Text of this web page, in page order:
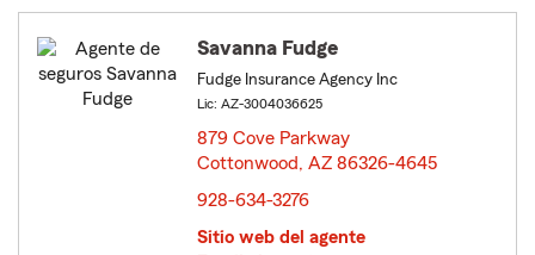
Savanna Fudge
Fudge Insurance Agency Inc
Lic: AZ-3004036625
879 Cove Parkway
Cottonwood, AZ 86326-4645
928-634-3276
Sitio web del agente